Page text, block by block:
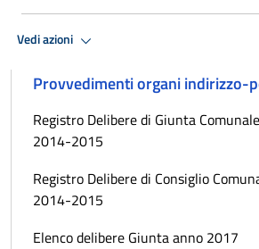
Vedi azioni
Provvedimenti organi indirizzo-
Registro Delibere di Giunta
2014-2015
Registro Delibere di Consiglio
2014-2015
Elenco delibere Giunta anno 2017